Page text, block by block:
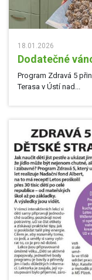
18.01.2026
Dodatečné
Program Zdravá 5
Terasa v Ústí nad...